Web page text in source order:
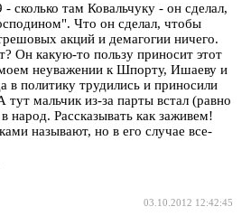
сколько там Ковальчуку - он сделал,
Что он сделал, чтобы
акций и демагогии ничего.
Он какую-то пользу приносит этот
неуважении к Шпорту, Ишаеву и
в политику трудились и приносили
мальчик из-за парты встал (равно
народ. Рассказывать как заживем!
называют, но в его случае все-
03.10.2012 12:42:45